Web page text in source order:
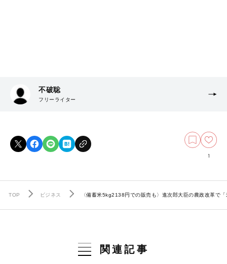
不破聡
フリーライター
1
TOP ビジネス 〈備蓄米5kg2138円での販売も〉進次郎大臣の農政改革で
関連記事